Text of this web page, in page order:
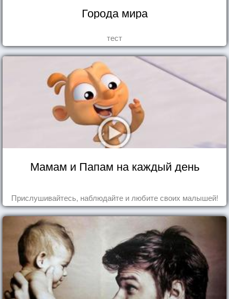
Города мира
тест
Мамам и Папам на каждый день
Прислушивайтесь, наблюдайте и любите своих малышей!